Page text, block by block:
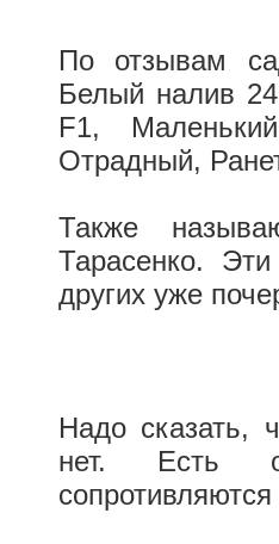
По отзывам
Белый налив
F1,
Отрадный,
Также
Тарасенко.
других уже
Надо сказать,
нет. Есть